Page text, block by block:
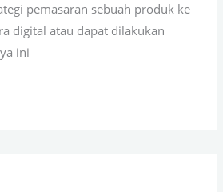
pemasaran sebuah produk ke
digital atau dapat dilakukan
ini